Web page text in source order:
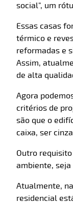
social", um
Essas casas
térmico e
reformadas e
Assim,
de alta
Agora
critérios de
são que o
caixa, ser
Outro
ambiente, seja
Atualmente,
residencial